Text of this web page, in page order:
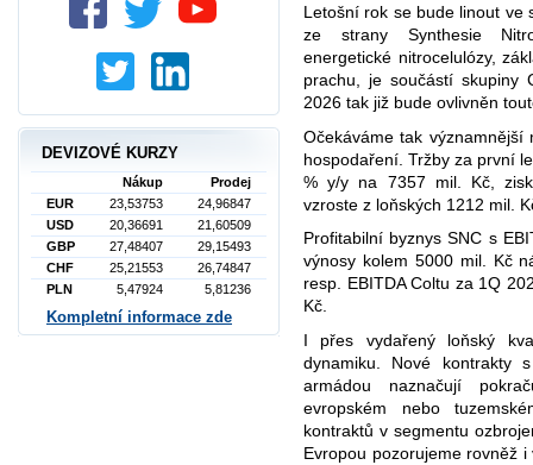
Letošní rok se bude linout ve
ze strany Synthesie
energetické nitrocelulózy,
prachu, je součástí skupiny
2026 tak již bude ovlivněn
Očekáváme tak
hospodaření. Tržby za první
% y/y na 7357 mil. Kč,
vzroste z loňských 1212 mil.
Profitabilní byznys SNC s
výnosy kolem 5000 mil. Kč
resp. EBITDA Coltu za 1Q
Kč.
I přes vydařený loňský
dynamiku. Nové kontrakty
armádou naznačují
evropském nebo
kontraktů v segmentu
Evropou pozorujeme rovněž
DEVIZOVÉ KURZY
Nákup
Prodej
EUR
23,53753
24,96847
USD
20,36691
21,60509
GBP
27,48407
29,15493
CHF
25,21553
26,74847
PLN
5,47924 5,81236
Kompletní informace zde